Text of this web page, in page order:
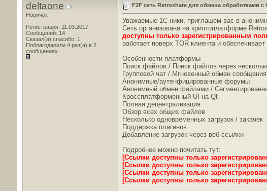
deltaone
Новичок
Регистрация: 11.03.2017
Сообщений: 14
Сказал(а) спасибо: 1
Поблагодарили 4 раз(а) в 2
сообщениях
F2F сеть Retroshare для обмена обработками с
Уважаемые 1С-ники, приглашем вас в
Сеть организована на криптоплатформе
доступны только зарегистрированным
работает поверх TOR клиента и
Особенности платформы
Поиск файлов / Поиск файлов через
Групповой чат / Мгновенный обмен
Анонимные/аутенфицированные форумы
Анонимный обмен файлами /
Кроссплатформенный UI на Qt
Полная децентрализация
Обзор всех общих файлов
Несколько одновременных загрузок / закачек
Поддержка плагинов
Добавление загрузок через веб-ссылки
Подробнее можно почитать тут:
[Ссылки доступны только
[Ссылки доступны только
[Ссылки доступны только
[Ссылки доступны только